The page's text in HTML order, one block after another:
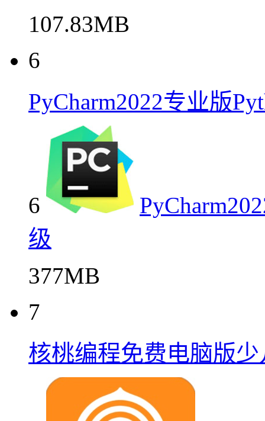
107.83MB
6
PyCharm2022专业版
6
级
377MB
7
核桃编程免费电脑版